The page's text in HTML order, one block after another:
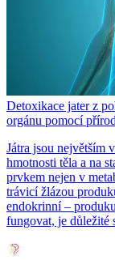
Detoxikace jater z
orgánu pomocí
Játra jsou největším
hmotnosti těla a na
prvkem nejen v
trávicí žlázou
endokrinní –
fungovat, je důležité